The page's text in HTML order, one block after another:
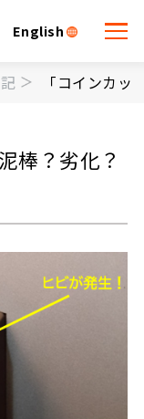
English
「コインカ
棒？劣化？